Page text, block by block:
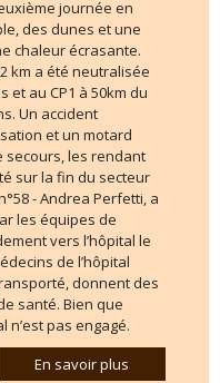
journée en
des dunes et une
chaleur écrasante.
km a été neutralisée
et au CP1 à 50km du
Un accident
et un motard
secours, les rendant
sur la fin du secteur
- Andrea Perfetti, a
les équipes de
vers l’hôpital le
de l’hôpital
donnent des
santé. Bien que
n’est pas engagé.
En savoir plus